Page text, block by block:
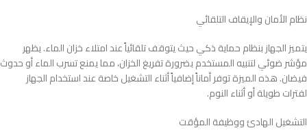
نظام الأمان والإيقاف التلقائي
يتميز الجهاز بنظام حماية ذكي حيث يتوقف تلقائياً عند امتلاء خزان الماء. يظهر
مؤشر ضوئي لتنبيه المستخدم بضرورة تفريغ الخزان، مما يمنع تسرب الماء أو حدوث
فيضان. هذه الميزة توفر أماناً إضافياً أثناء التشغيل خاصة عند استخدام الجهاز
لفترات طويلة أو أثناء النوم.
التشغيل الهادئ ووظيفة المؤقت